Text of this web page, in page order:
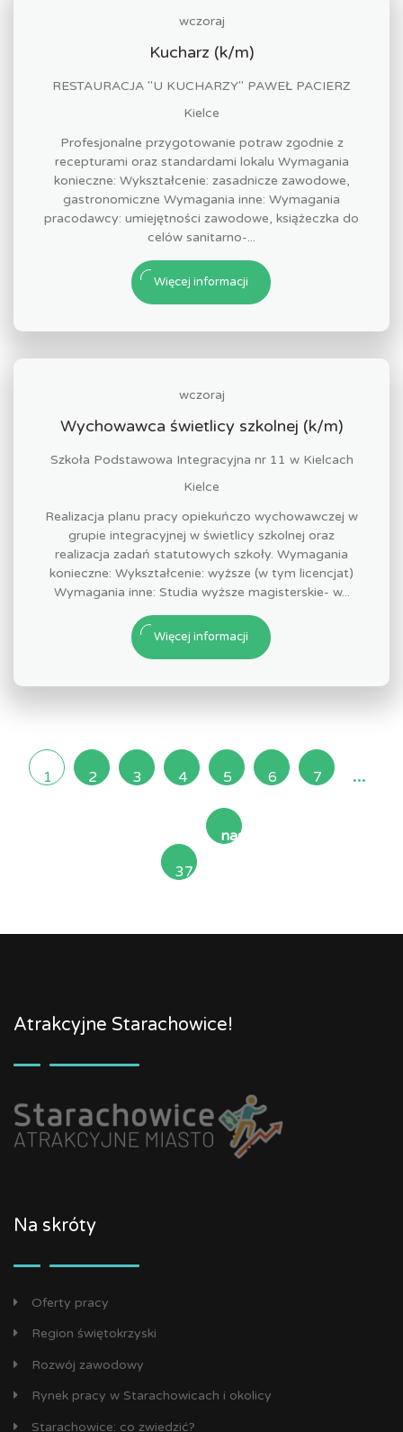
wczoraj
Kucharz (k/m)
RESTAURACJA "U KUCHARZY" PAWEŁ PACIERZ
Kielce
Profesjonalne przygotowanie potraw zgodnie z
recepturami oraz standardami lokalu Wymagania
konieczne: Wykształcenie: zasadnicze zawodowe,
gastronomiczne Wymagania inne: Wymagania
pracodawcy: umiejętności zawodowe, książeczka do
celów sanitarno-...
Więcej informacji
wczoraj
Wychowawca świetlicy szkolnej (k/m)
Szkoła Podstawowa Integracyjna nr 11 w Kielcach
Kielce
Realizacja planu pracy opiekuńczo wychowawczej w
grupie integracyjnej w świetlicy szkolnej oraz
realizacja zadań statutowych szkoły. Wymagania
konieczne: Wykształcenie: wyższe (w tym licencjat)
Wymagania inne: Studia wyższe magisterskie- w...
Więcej informacji
1 2 3 4 5 6 7 ...
37
następna
Atrakcyjne Starachowice!
Na skróty
Oferty pracy
Region świętokrzyski
Rozwój zawodowy
Rynek pracy w Starachowicach i okolicy
Starachowice: co zwiedzić?